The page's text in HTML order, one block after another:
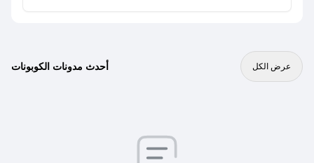
أحدث مدونات الكوبونات عرض الكل